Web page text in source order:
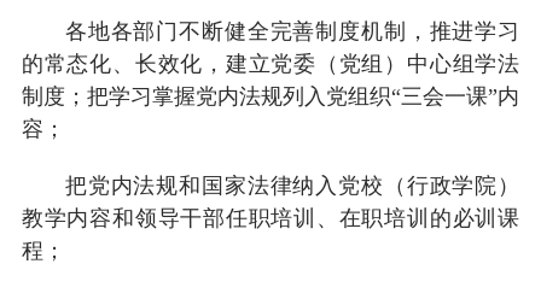
各地各部门不断健全完善制度机制，推进学习
的常态化、长效化，建立党委（党组）中心组学法
制度；把学习掌握党内法规列入党组织“三会一课”内
容；
把党内法规和国家法律纳入党校（行政学院）
教学内容和领导干部任职培训、在职培训的必训课
程；